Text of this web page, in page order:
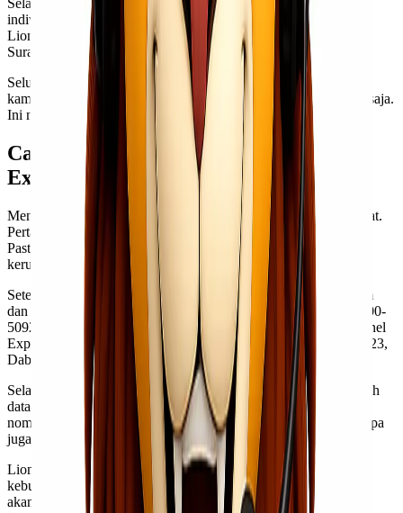
Selain itu, ada pula layanan kargo berat bagi perusahaan atau
individu dengan kebutuhan lebih besar. Dengan tarif kompetitif,
Lionel Express siap membantu memindahkan beban berat ke
Surabaya atau Samarinda tanpa kesulitan berarti.
Seluruh paket ditunjang oleh sistem pelacakan online, sehingga
kamu bisa memantau status pengiriman kapan saja dan di mana saja.
Ini menambah rasa tenang saat menggunakan layanan mereka.
Cara Mengirim Barang dengan Lionel
Express
Mengirim barang dengan Lionel Express sangat mudah dan cepat.
Pertama, kamu perlu menyiapkan barang yang ingin dikirim.
Pastikan semua item terkemas dengan rapi untuk menghindari
kerusakan selama pengiriman.
Setelah itu, kunjungi situs resmi kami di www.lionelexpress.com
dan menghubungi nomor tim Lionel Express di nomor 0812-6000-
5092 atau 0813-3660-2779, atau datang langsung ke kantor Lionel
Express Surabaya di Pasar wisata sedati sidoarjo, Blk. J Nomor 23,
Dabean, Pabean, Kec. Sedati, Surabaya, Jawa Timur.
Selanjutnya, lengkapi formulir pengiriman yang disediakan. Isilah
data-data penting seperti nama penerima, alamat lengkap, serta
nomor telepon agar proses pengiriman berjalan lancar. Jangan lupa
juga mencantumkan jenis barang yang akan dikirim.
Lionel Express menawarkan berbagai pilihan layanan sesuai
kebutuhan kamu. Setelah memilih layanan yang diinginkan, staf
akan membantu menghitung biaya kirim berdasarkan berat dan